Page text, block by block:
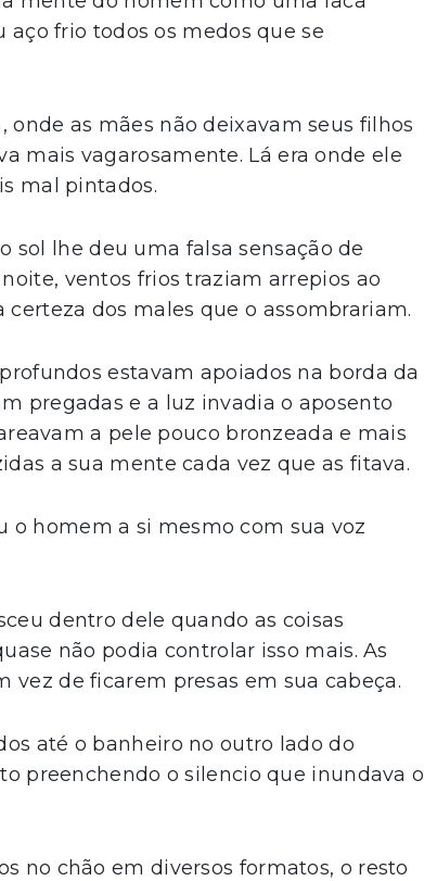
frio todos os medos que se
onde as mães não deixavam seus filhos
mais vagarosamente. Lá era onde ele
mal pintados.
sol lhe deu uma falsa sensação de
ventos frios traziam arrepios ao
dos males que o assombrariam.
estavam apoiados na borda da
pregadas e a luz invadia o aposento
a pele pouco bronzeada e mais
a sua mente cada vez que as fitava.
o homem a si mesmo com sua voz
dentro dele quando as coisas
não podia controlar isso mais. As
vez de ficarem presas em sua cabeça.
até o banheiro no outro lado do
preenchendo o silencio que inundava o
no chão em diversos formatos, o resto